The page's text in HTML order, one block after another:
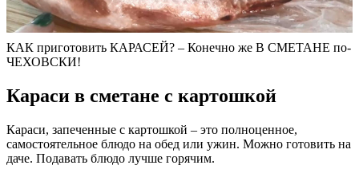
КАК приготовить КАРАСЕЙ? – Конечно же В СМЕТАНЕ по-
ЧЕХОВСКИ!
Караси в сметане с картошкой
Караси, запеченные с картошкой – это полноценное,
самостоятельное блюдо на обед или ужин. Можно готовить на
даче. Подавать блюдо лучше горячим.